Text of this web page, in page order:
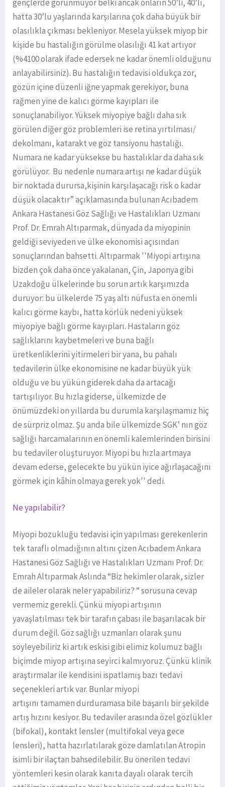
gençlerde görünmüyor belki ancak onların 50’li, 40’lı,
hatta 30’lu yaşlarında karşılarına çok daha büyük bir
olasılıkla çıkması bekleniyor. Mesela yüksek miyop bir
kişide bu hastalığın görülme olasılığı 41 kat artıyor
(%4100 olarak ifade edersek ne kadar önemli olduğunu
anlayabilirsiniz). Bu hastalığın tedavisi oldukça zor,
gözün içine düzenli iğne yapmak gerekiyor, buna
rağmen yine de kalıcı görme kayıpları ile
sonuçlanabiliyor. Yüksek miyopiye bağlı daha sık
görülen diğer göz problemleri ise retina yırtılması/
dekolmanı, katarakt ve göz tansiyonu hastalığı.
Numara ne kadar yüksekse bu hastalıklar da daha sık
görülüyor. Bu nedenle numara artışı ne kadar düşük
bir noktada durursa,kişinin karşılaşacağı risk o kadar
düşük olacaktır” açıklamasında bulunan Acıbadem
Ankara Hastanesi Göz Sağlığı ve Hastalıkları Uzmanı
Prof. Dr. Emrah Altıparmak, dünyada da miyopinin
geldiği seviyeden ve ülke ekonomisi açısından
sonuçlarından bahsetti. Altıparmak ''Miyopi artışına
bizden çok daha önce yakalanan, Çin, Japonya gibi
Uzakdoğu ülkelerinde bu sorun artık karşımızda
duruyor: bu ülkelerde 75 yaş altı nüfusta en önemli
kalıcı görme kaybı, hatta körlük nedeni yüksek
miyopiye bağlı görme kayıpları. Hastaların göz
sağlıklarını kaybetmeleri ve buna bağlı
üretkenliklerini yitirmeleri bir yana, bu pahalı
tedavilerin ülke ekonomisine ne kadar büyük yük
olduğu ve bu yükün giderek daha da artacağı
tartışılıyor. Bu hızla giderse, ülkemizde de
önümüzdeki on yıllarda bu durumla karşılaşmamız hiç
de sürpriz olmaz. Şu anda bile ülkemizde SGK’ nın göz
sağlığı harcamalarının en önemli kalemlerinden birisini
bu tedaviler oluşturuyor. Miyopi bu hızla artmaya
devam ederse, gelecekte bu yükün iyice ağırlaşacağını
görmek için kâhin olmaya gerek yok'' dedi.
Ne yapılabilir?
Miyopi bozukluğu tedavisi için yapılması gerekenlerin
tek taraflı olmadığının altını çizen Acıbadem Ankara
Hastanesi Göz Sağlığı ve Hastalıkları Uzmanı Prof. Dr.
Emrah Altıparmak Aslında “Biz hekimler olarak, sizler
de aileler olarak neler yapabiliriz? “ sorusuna cevap
vermemiz gerekli. Çünkü miyopi artışının
yavaşlatılması tek bir tarafın çabası ile başarılacak bir
durum değil. Göz sağlığı uzmanları olarak şunu
söyleyebiliriz ki artık eskisi gibi elimiz kolumuz bağlı
biçimde miyop artışına seyirci kalmıyoruz. Çünkü klinik
araştırmalar ile kendisini ispatlamış bazı tedavi
seçenekleri artık var. Bunlar miyopi
artışını tamamen durduramasa bile başarılı bir şekilde
artış hızını kesiyor. Bu tedaviler arasında özel gözlükler
(bifokal), kontakt lensler (multifokal veya gece
lensleri), hatta hazırlatılarak göze damlatılan Atropin
isimli bir ilaçtan bahsedilebilir. Bu önerilen tedavi
yöntemleri kesin olarak kanıta dayalı olarak tercih